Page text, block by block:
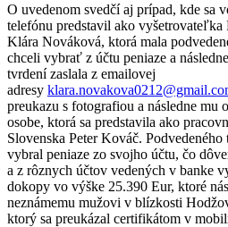
O uvedenom svedčí aj prípad, kde sa
telefónu predstavil ako
Klára Nováková, ktorá mala
chceli vybrať z účtu peniaze a
tvrdení zaslala z emailovej
adresy
preukazu s fotografiou a následne mu
osobe, ktorá sa predstavila ako
Slovenska Peter Kováč.
vybral peniaze zo svojho účtu, čo
a z rôznych účtov vedených v banke
dokopy vo výške 25.390 Eur, ktoré
neznámemu mužovi v blízkosti
ktorý sa preukázal certifikátom v